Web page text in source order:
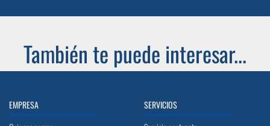
También te puede interesar...
EMPRESA
SERVICIOS